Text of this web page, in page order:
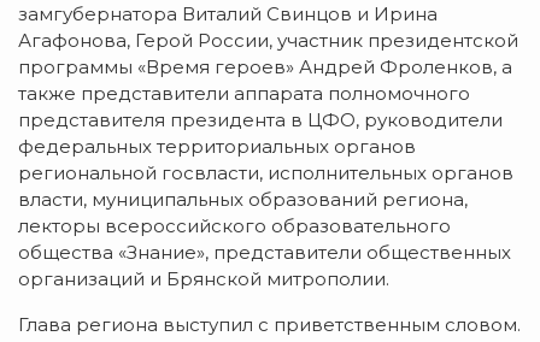
замгубернатора Виталий Свинцов и Ирина
Агафонова, Герой России, участник президентской
программы «Время героев» Андрей Фроленков, а
также представители аппарата полномочного
представителя президента в ЦФО, руководители
федеральных территориальных органов
региональной госвласти, исполнительных органов
власти, муниципальных образований региона,
лекторы всероссийского образовательного
общества «Знание», представители общественных
организаций и Брянской митрополии.
Глава региона выступил с приветственным словом.